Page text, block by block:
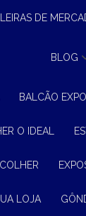
DE
BLOG
BALCÃO
O IDEAL
LOJA